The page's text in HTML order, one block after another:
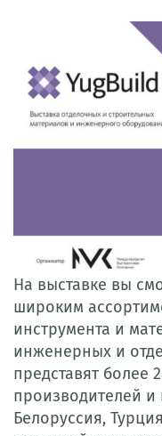
На выставке вы
широким
инструмента и
инженерных и
представят более
производителей и
Белоруссия,